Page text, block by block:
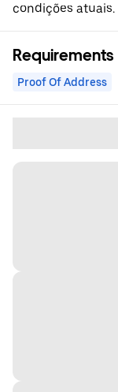
condições atuais.
Requirements
Proof Of Address